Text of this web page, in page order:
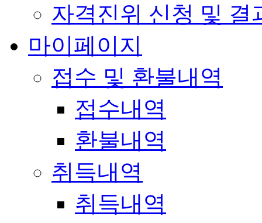
자격진위 신청 및 결
마이페이지
접수 및 환불내역
접수내역
환불내역
취득내역
취득내역